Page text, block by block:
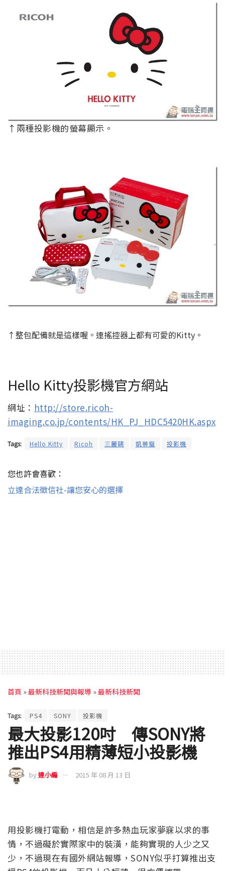
↑兩種投影機的螢幕顯示。
↑整包配備就是這樣喔。連搖控器上都有可愛的Kitty。
Hello Kitty投影機官方網站
網址： http://store.ricoh-
imaging.co.jp/contents/HK_PJ_HDC5420HK.aspx
Tags: Hello Kitty Ricoh 三麗鷗 凱蒂貓 投影機
您也許會喜歡：
立達合法徵信社-讓您安心的選擇
首頁 »最新科技新聞與報導 »最新科技新聞
Tags: PS4 SONY 投影機
最大投影120吋 傳SONY將
推出PS4用精薄短小投影機
by達小編 2015 年 08 月 13 日
用投影機打電動，相信是許多熱血玩家夢寐以求的事
情，不過礙於實際家中的裝潢，能夠實現的人少之又
少，不過現在有國外網站報導，SONY似乎打算推出支